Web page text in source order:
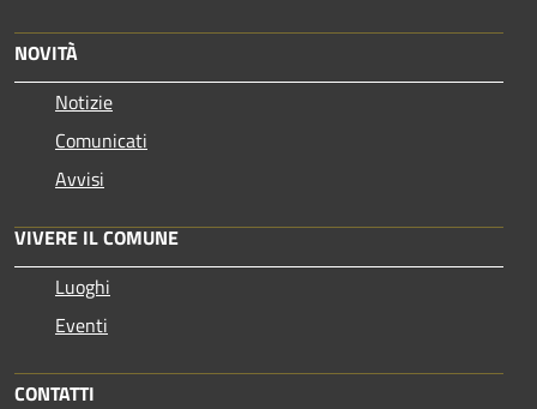
NOVITÀ
Notizie
Comunicati
Avvisi
VIVERE IL COMUNE
Luoghi
Eventi
CONTATTI